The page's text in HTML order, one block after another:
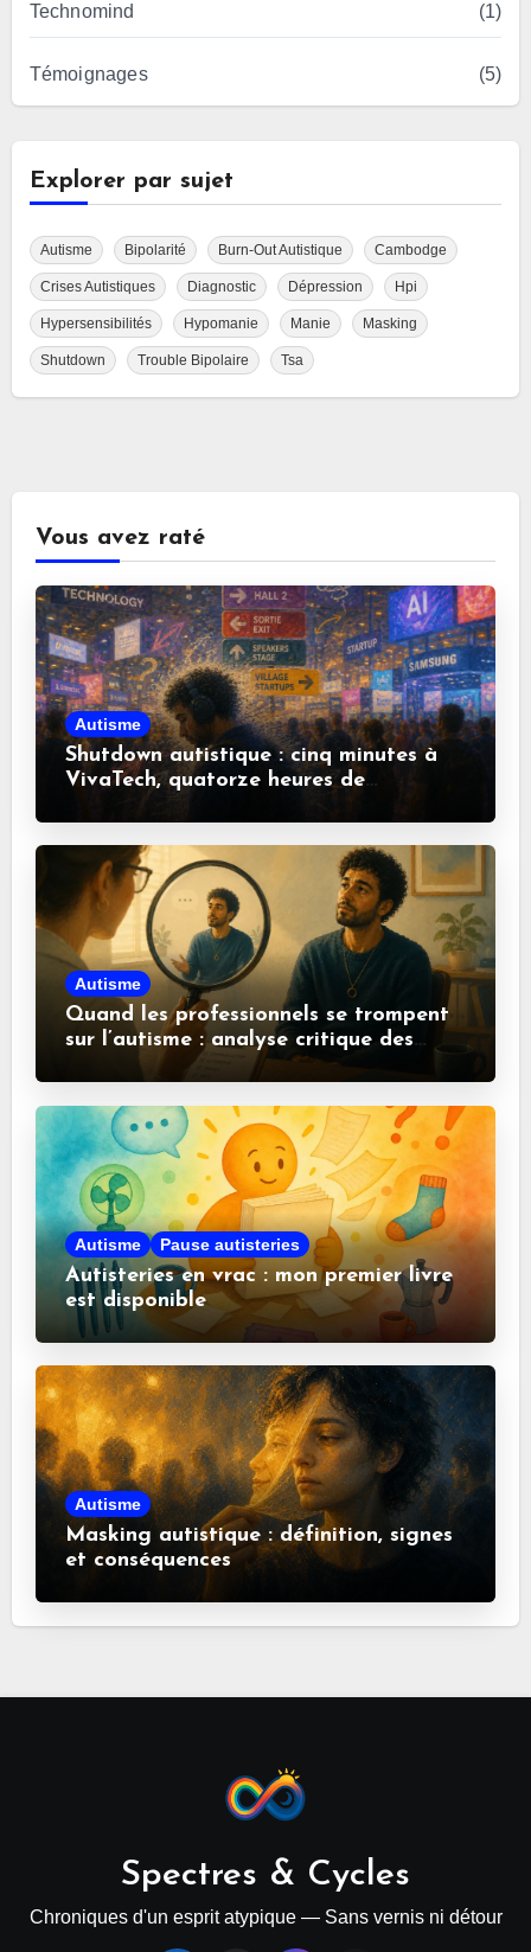
Technomind (1)
Témoignages (5)
Explorer par sujet
Autisme Bipolarité Burn-Out Autistique Cambodge
Crises Autistiques Diagnostic Dépression Hpi
Hypersensibilités Hypomanie Manie Masking
Shutdown Trouble Bipolaire Tsa
Vous avez raté
Autisme
Shutdown autistique : cinq minutes à
VivaTech, quatorze heures de
récupération
Autisme
Quand les professionnels se trompent
sur l’autisme : analyse critique des
idées reçues
Autisme Pause autisteries
Autisteries en vrac : mon premier livre
est disponible
Autisme
Masking autistique : définition, signes
et conséquences
Spectres & Cycles
Chroniques d'un esprit atypique — Sans vernis ni détour